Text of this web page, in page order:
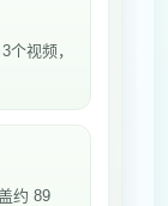
视频，
约 89